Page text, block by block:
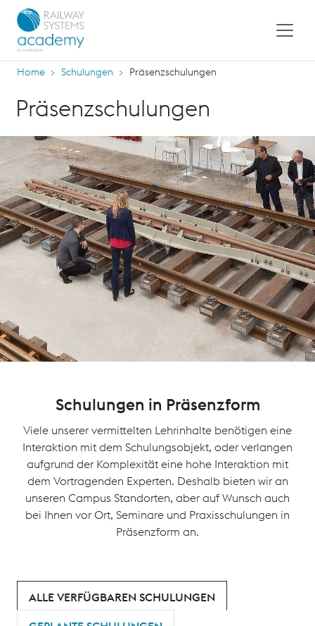
Home Schulungen Präsenzschulungen
Präsenzschulungen
Schulungen in Präsenzform
Viele unserer vermittelten Lehrinhalte benötigen eine
Interaktion mit dem Schulungsobjekt, oder verlangen
aufgrund der Komplexität eine hohe Interaktion mit
dem Vortragenden Experten. Deshalb bieten wir an
unseren Campus Standorten, aber auf Wunsch auch
bei Ihnen vor Ort, Seminare und Praxisschulungen in
Präsenzform an.
ALLE VERFÜGBAREN SCHULUNGEN